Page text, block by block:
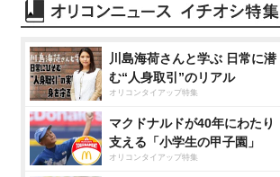
川島海荷さんと学ぶ 日常に潜
む“人身取引”のリアル
オリコンタイアップ特集
マクドナルドが40年にわたり
支える「小学生の甲子園」
オリコンタイアップ特集